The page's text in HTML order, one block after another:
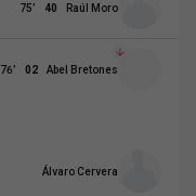
40 Raúl Moro
75’
02 Abel Bretones
76’
Álvaro Cervera